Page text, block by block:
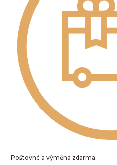
Poštovné a výměna zdarma